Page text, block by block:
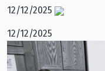
12/12/2025
12/12/2025